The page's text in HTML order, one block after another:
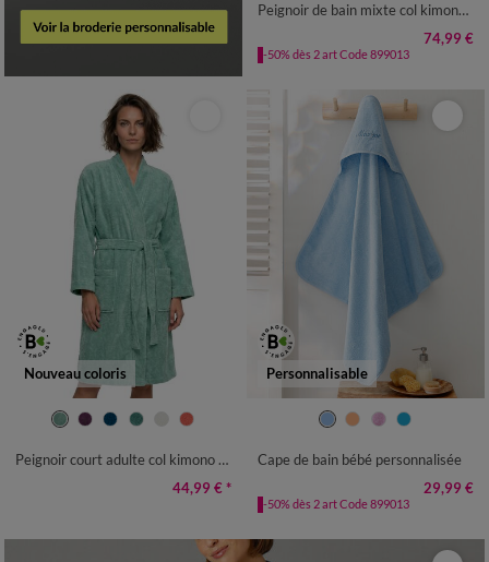
Peignoir de bain mixte col kimono à personnaliser - coton nid d'abeille 240 g/m²
74,99 €
-50% dès 2 art Code 899013
Nouveau coloris
34/36 38/40 42/44
46/48
Peignoir court adulte col kimono - éponge bouclette 380 g/m²
44,99 € *
Personnalisable
CAPE DE BAIN : 80X80CM
Cape de bain bébé personnalisée
29,99 €
-50% dès 2 art Code 899013